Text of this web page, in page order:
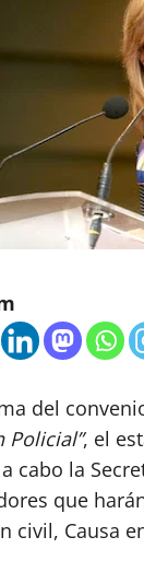
del
Policial”, el
cabo la
que
civil, Causa